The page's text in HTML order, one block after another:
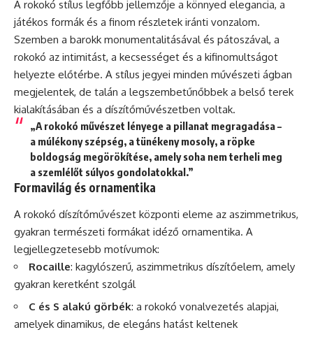
A rokokó stílus legfőbb jellemzője a könnyed elegancia, a
játékos formák és a finom részletek iránti vonzalom.
Szemben a barokk monumentalitásával és pátoszával, a
rokokó az intimitást, a kecsességet és a kifinomultságot
helyezte előtérbe. A stílus jegyei minden művészeti ágban
megjelentek, de talán a legszembetűnőbbek a belső terek
kialakításában és a díszítőművészetben voltak.
„A rokokó művészet lényege a pillanat megragadása –
a múlékony szépség, a tünékeny mosoly, a röpke
boldogság megörökítése, amely soha nem terheli meg
a szemlélőt súlyos gondolatokkal.”
Formavilág és ornamentika
A rokokó díszítőművészet központi eleme az aszimmetrikus,
gyakran természeti formákat idéző ornamentika. A
legjellegzetesebb motívumok:
Rocaille: kagylószerű, aszimmetrikus díszítőelem, amely
gyakran keretként szolgál
C és S alakú görbék: a rokokó vonalvezetés alapjai,
amelyek dinamikus, de elegáns hatást keltenek